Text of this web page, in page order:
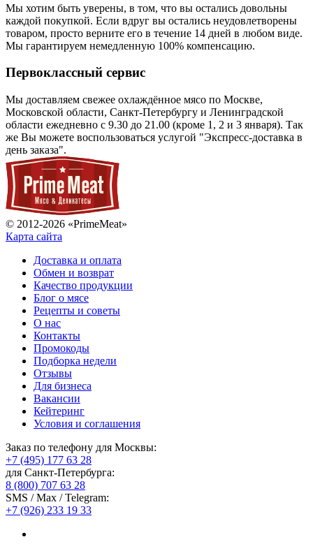
Мы хотим быть уверены, в том, что вы остались довольны
каждой покупкой. Если вдруг вы остались неудовлетворены
товаром, просто верните его в течение 14 дней в любом виде.
Мы гарантируем немедленную 100% компенсацию.
Первоклассный сервис
Мы доставляем свежее охлаждённое мясо по Москве,
Московской области, Санкт-Петербургу и Ленинградской
области ежедневно c 9.30 до 21.00 (кроме 1, 2 и 3 января). Так
же Вы можете воспользоваться услугой "Экспресс-доставка в
день заказа".
© 2012-2026 «PrimeMeat»
Карта сайта
Доставка и оплата
Обмен и возврат
Качество продукции
Блог о мясе
Рецепты и советы
О нас
Контакты
Промокоды
Подборка недели
Отзывы
Для бизнеса
Вакансии
Кейтеринг
Условия и соглашения
Заказ по телефону для Москвы:
+7 (495) 177 63 28
для Санкт-Петербурга:
8 (800) 707 63 28
SMS / Max / Telegram:
+7 (926) 233 19 33